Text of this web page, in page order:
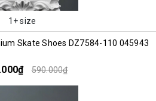
1+ size
Skate Shoes DZ7584-110 045943
590.000₫